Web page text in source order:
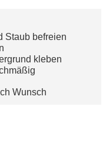
Staub befreien
kleben
Wunsch